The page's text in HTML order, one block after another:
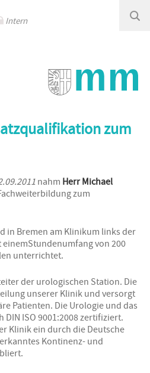
Intern
zum
nahm Herr Michael
zum
in Bremen am Klinikum links der
von 200
unterrichtet.
der urologischen Station. Die
unserer Klinik und versorgt
Patienten. Die Urologie und das
ISO 9001:2008 zertifiziert.
Klinik ein durch die Deutsche
Kontinenz- und